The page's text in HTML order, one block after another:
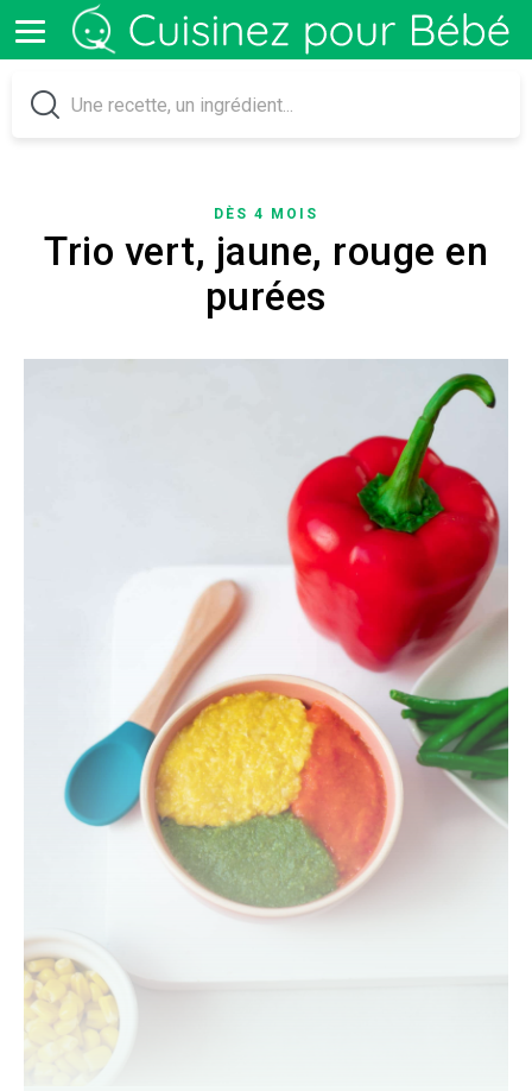
DÈS 4 MOIS
Trio vert, jaune, rouge en
purées